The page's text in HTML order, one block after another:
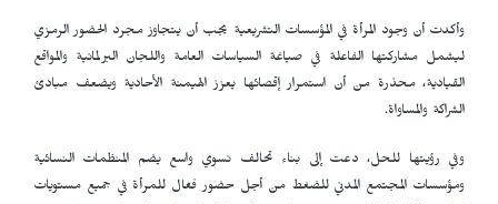
وأكدت أن وجود المرأة في المؤسسات التشريعية يجب أن يتجاوز مجرد الحضور الرمزي
ليشمل مشاركتها الفاعلة في صياغة السياسات العامة واللجان البرلمانية والمواقع
القيادية، محذرة من أن استمرار إقصائها يعزز الهيمنة الأحادية ويضعف مبادئ
الشراكة والمساواة.
وفي رؤيتها للحل، دعت إلى بناء تحالف نسوي واسع يضم المنظمات النسائية
ومؤسسات المجتمع المدني للضغط من أجل حضور فعّال للمرأة في جميع مستويات